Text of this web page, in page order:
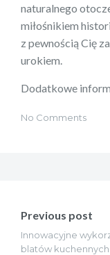
naturalnego
miłośnikiem
z pewnością Cię
urokiem.
Dodatkowe
No Comments
wpisu
Previous post
Innowacyjne
blatów